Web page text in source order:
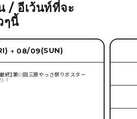
/ อีเว้นท์ที่จะ
ๆนี้
→ 08/09(SUN)